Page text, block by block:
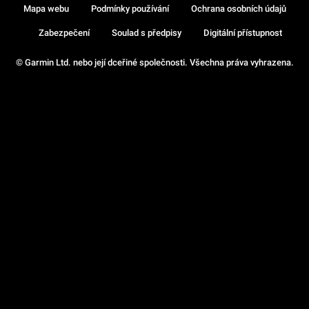
© Garmin Ltd. nebo její dceřiné společnosti. Všechna práva vyhrazena.
Mapa webu Podmínky používání Ochrana osobních údajů
Zabezpečení Soulad s předpisy Digitální přístupnost